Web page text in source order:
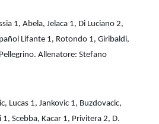
1, Abela, Jelaca 1, Di Luciano 2,
Lifante 1, Rotondo 1, Giribaldi,
Allenatore: Stefano
Lucas 1, Jankovic 1, Buzdovacic,
1, Scebba, Kacar 1, Privitera 2, D.